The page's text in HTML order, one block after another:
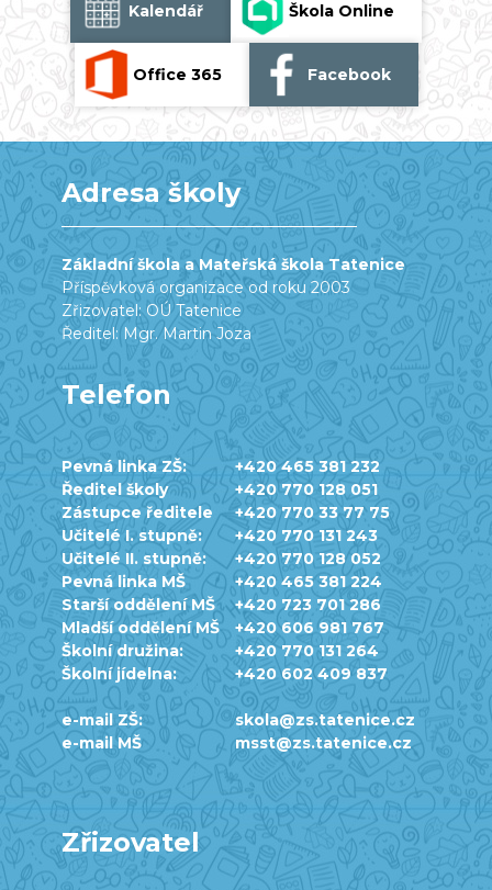
Kalendář Škola Online
Office 365 Facebook
Adresa školy
Základní škola a Mateřská škola Tatenice
Příspěvková organizace od roku 2003
Zřizovatel: OÚ Tatenice
Ředitel: Mgr. Martin Joza
Telefon
Pevná linka ZŠ:
+420 465 381 232
Ředitel školy
+420 770 128 051
Zástupce ředitele
+420 770 33 77 75
Učitelé I. stupně:
+420 770 131 243
Učitelé II. stupně:
+420 770 128 052
Pevná linka MŠ
+420 465 381 224
Starší oddělení MŠ
+420 723 701 286
Mladší oddělení MŠ
+420 606 981 767
Školní družina:
+420 770 131 264
Školní jídelna:
+420 602 409 837
e-mail ZŠ:
skola@zs.tatenice.cz
e-mail MŠ
msst@zs.tatenice.cz
Zřizovatel